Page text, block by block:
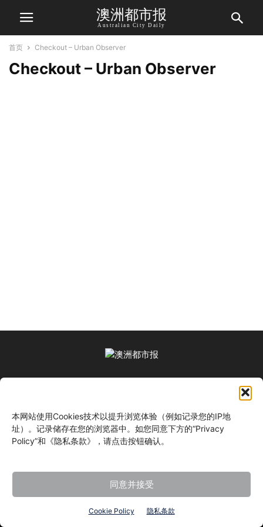
本网站使用Cookies技术以提升浏览体验（例如记录您的IP地
址）。记录储存在您的浏览器中。如您同意下方的“Privacy
Policy”和《隐私条款》，请点击按钮确认。
同意并接受
Cookie Policy 隐私条款
澳洲都市报
Australian City Daily
首页 Checkout – Urban Observer
Checkout – Urban Observer
关注我们
©